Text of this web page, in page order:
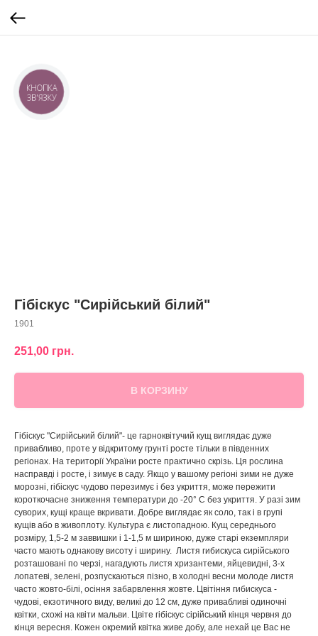
Гібіскус "Сирійський білий"
1901
251,00 грн.
В КОРЗИНУ
Гібіскус "Сирійський білий"- це гарноквітучий кущ виглядає дуже
привабливо, проте у відкритому грунті росте тільки в південних
регіонах. На території України росте практично скрізь. Ця рослина
насправді і росте, і зимує в саду. Якщо у вашому регіоні зими не дуже
морозні, гібіскус чудово перезимує і без укриття, може пережити
короткочасне зниження температури до -20° С без укриття. У разі зим
суворих, кущі краще вкривати. Добре виглядає як соло, так і в групі
кущів або в живоплоту. Культура є листопадною. Кущ середнього
розміру, 1,5-2 м заввишки і 1-1,5 м шириною, дуже старі екземпляри
часто мають однакову висоту і ширину. Листя гибискуса сирійського
розташовані по черзі, нагадують листя хризантеми, яйцевидні, 3-х
лопатеві, зелені, розпускаються пізно, в холодні весни молоде листя
часто жовто-білі, осіння забарвлення жовте. Цвітіння гибискуса -
чудові, екзотичного виду, великі до 12 см, дуже привабливі одиночні
квітки, схожі на квіти мальви. Цвіте гібіскус сірійський кінця червня до
кінця вересня. Кожен окремий квітка живе добу, але нехай це Вас не
КНОПКА
ЗВ'ЯЗКУ